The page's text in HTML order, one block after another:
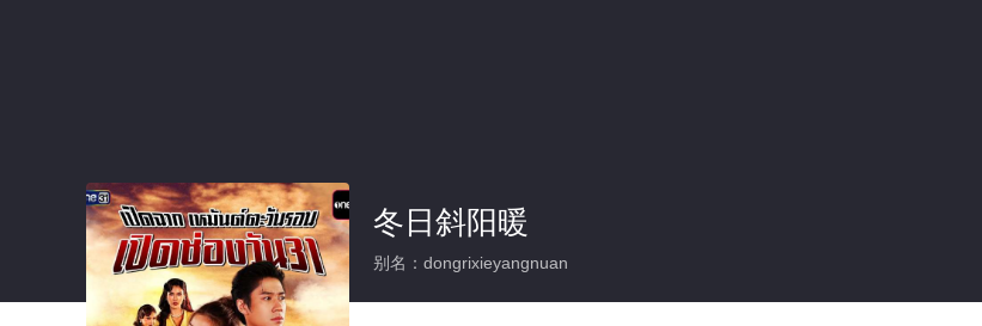
冬日斜阳暖
别名：dongrixieyangnuan